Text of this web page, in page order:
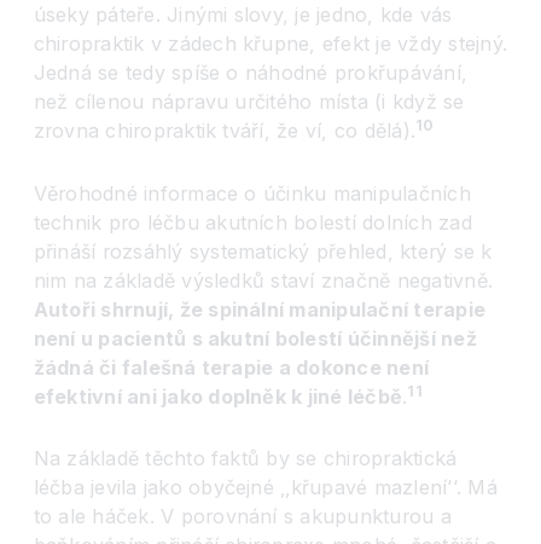
úseky páteře. Jinými slovy, je jedno, kde vás
chiropraktik v zádech křupne, efekt je vždy stejný.
Jedná se tedy spíše o náhodné prokřupávání,
než cílenou nápravu určitého místa (i když se
zrovna chiropraktik tváří, že ví, co dělá).10
Věrohodné informace o účinku manipulačních
technik pro léčbu akutních bolestí dolních zad
přináší rozsáhlý systematický přehled, který se k
nim na základě výsledků staví značně negativně.
Autoři shrnují, že spinální manipulační terapie
není u pacientů s akutní bolestí účinnější než
žádná či falešná terapie a dokonce není
efektivní ani jako doplněk k jiné léčbě.11
Na základě těchto faktů by se chiropraktická
léčba jevila jako obyčejné ‚‚křupavé mazlení‘‘. Má
to ale háček. V porovnání s akupunkturou a